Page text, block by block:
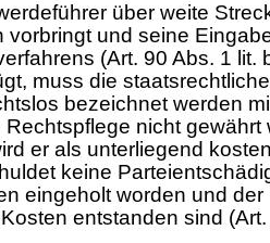
über weite
vorbringt und seine
(Art. 90 Abs. 1 lit.
muss die
bezeichnet werden
nicht gewährt
er als unterliegend
keine
eingeholt worden und
entstanden sind (